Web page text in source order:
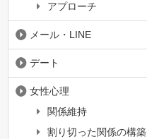
アプローチ
メール・LINE
デート
女性心理
関係維持
割り切った関係の構築